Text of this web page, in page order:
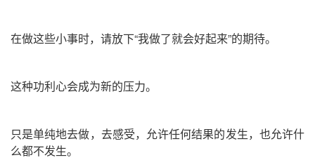
在做这些小事时，请放下“我做了就会好起来”的期待。
这种功利心会成为新的压力。
只是单纯地去做，去感受，允许任何结果的发生，也允许什
么都不发生。